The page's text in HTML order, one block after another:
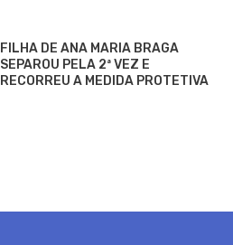
FILHA DE ANA MARIA BRAGA
SEPAROU PELA 2ª VEZ E
RECORREU A MEDIDA PROTETIVA